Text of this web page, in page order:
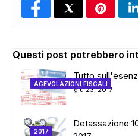
Questi post potrebbero
AGEVOLAZIONI FISCALI
Tutto
giu 23, 2017
2017
Detassazione